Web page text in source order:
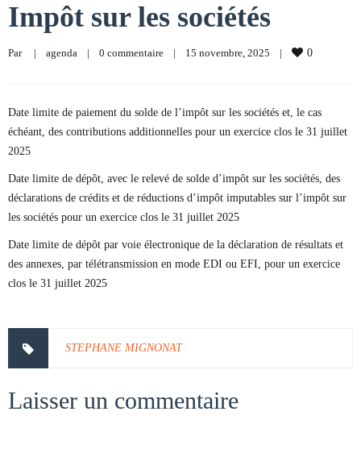
Impôt sur les sociétés
Par | agenda | 0 commentaire | 15 novembre, 2025 | 0
Date limite de paiement du solde de l’impôt sur les sociétés et, le cas
échéant, des contributions additionnelles pour un exercice clos le 31 juillet
2025
Date limite de dépôt, avec le relevé de solde d’impôt sur les sociétés, des
déclarations de crédits et de réductions d’impôt imputables sur l’impôt sur
les sociétés pour un exercice clos le 31 juillet 2025
Date limite de dépôt par voie électronique de la déclaration de résultats et
des annexes, par télétransmission en mode EDI ou EFI, pour un exercice
clos le 31 juillet 2025
STEPHANE MIGNONAT
Laisser un commentaire